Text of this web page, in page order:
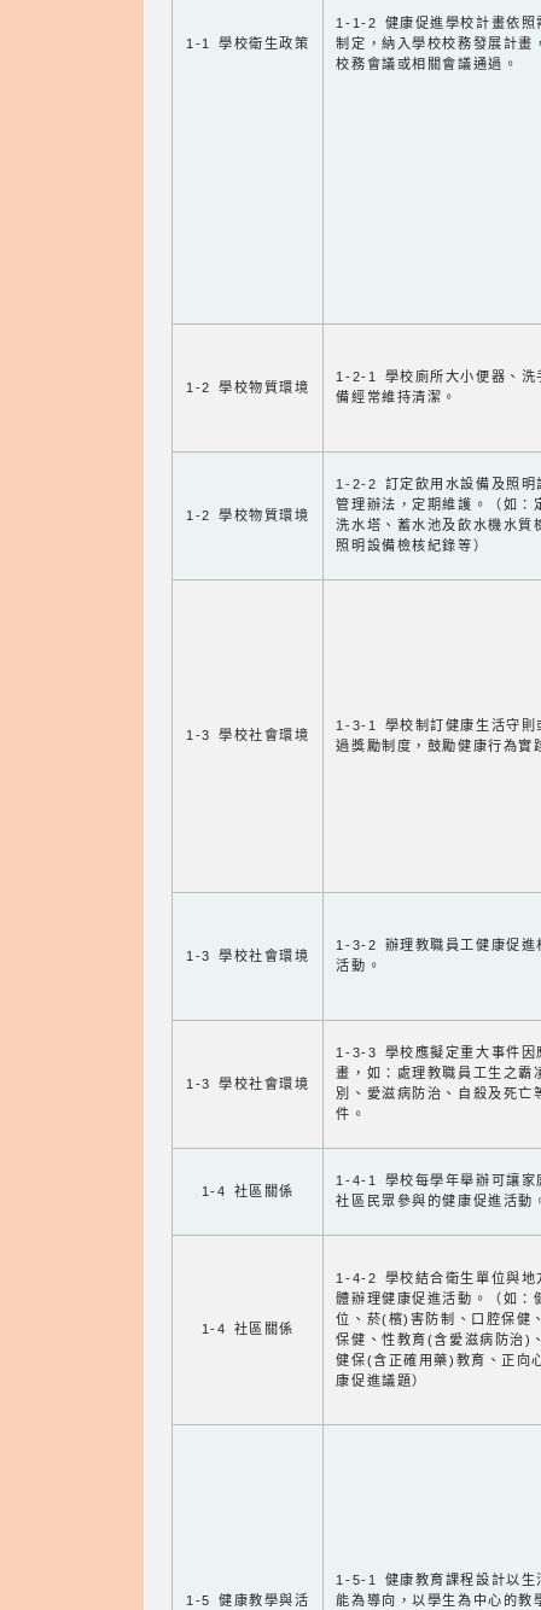
1-1 學校衛生政策
1-1-2 健康促進學校計畫依照
制定，納入學校校務發展計畫
校務會議或相關會議通過。
1-2 學校物質環境
1-2-1 學校廁所大小便器、洗
備經常維持清潔。
1-2 學校物質環境
1-2-2 訂定飲用水設備及照明
管理辦法，定期維護。（如：
洗水塔、蓄水池及飲水機水質
照明設備檢核紀錄等）
1-3 學校社會環境
1-3-1 學校制訂健康生活守則
過獎勵制度，鼓勵健康行為實
1-3 學校社會環境
1-3-2 辦理教職員工健康促進
活動。
1-3 學校社會環境
1-3-3 學校應擬定重大事件因
畫，如：處理教職員工生之霸
別、愛滋病防治、自殺及死亡
件。
1-4 社區關係
1-4-1 學校每學年舉辦可讓家
社區民眾參與的健康促進活動
1-4 社區關係
1-4-2 學校結合衛生單位與地
體辦理健康促進活動。（如：
位、菸(檳)害防制、口腔保健
保健、性教育(含愛滋病防治)
健保(含正確用藥)教育、正向
康促進議題）
1-5 健康教學與活
1-5-1 健康教育課程設計以生
能為導向，以學生為中心的教